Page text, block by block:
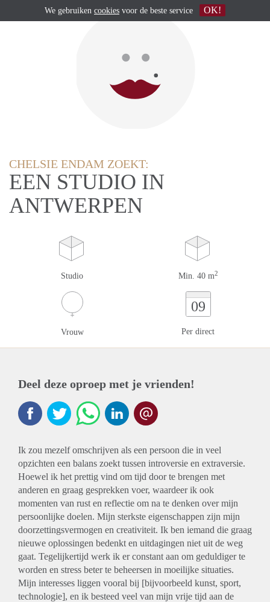
CHELSIE ENDAM ZOEKT:
EEN STUDIO IN
ANTWERPEN
Studio Min. 40 m2
Vrouw
09
Per direct
Deel deze oproep met je vrienden!
Ik zou mezelf omschrijven als een persoon die in veel
opzichten een balans zoekt tussen introversie en extraversie.
Hoewel ik het prettig vind om tijd door te brengen met
anderen en graag gesprekken voer, waardeer ik ook
momenten van rust en reflectie om na te denken over mijn
persoonlijke doelen. Mijn sterkste eigenschappen zijn mijn
doorzettingsvermogen en creativiteit. Ik ben iemand die graag
nieuwe oplossingen bedenkt en uitdagingen niet uit de weg
gaat. Tegelijkertijd werk ik er constant aan om geduldiger te
worden en stress beter te beheersen in moeilijke situaties.
Mijn interesses liggen vooral bij [bijvoorbeeld kunst, sport,
technologie], en ik besteed veel van mijn vrije tijd aan de
We gebruiken cookies voor de beste service OK!